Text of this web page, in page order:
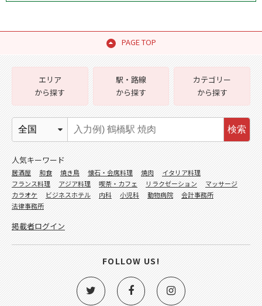
PAGE TOP
エリア
から探す
駅・路線
から探す
カテゴリー
から探す
検索
人気キーワード
居酒屋 和食 焼き鳥 懐石・会席料理 焼肉
イタリア料理
フランス料理
アジア料理 喫茶・カフェ リラクゼーション
マッサージ
カラオケ
ビジネスホテル 内科 小児科 動物病院
会計事務所
法律事務所
掲載者ログイン
FOLLOW US!